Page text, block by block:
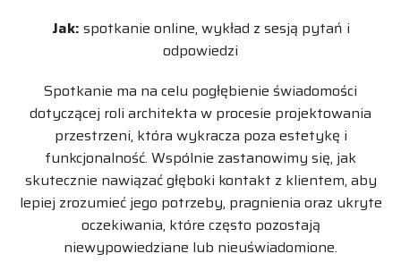
Jak: spotkanie online, wykład z sesją pytań i
odpowiedzi
Spotkanie ma na celu pogłębienie świadomości
dotyczącej roli architekta w procesie projektowania
przestrzeni, która wykracza poza estetykę i
funkcjonalność. Wspólnie zastanowimy się, jak
skutecznie nawiązać głęboki kontakt z klientem, aby
lepiej zrozumieć jego potrzeby, pragnienia oraz ukryte
oczekiwania, które często pozostają
niewypowiedziane lub nieuświadomione.